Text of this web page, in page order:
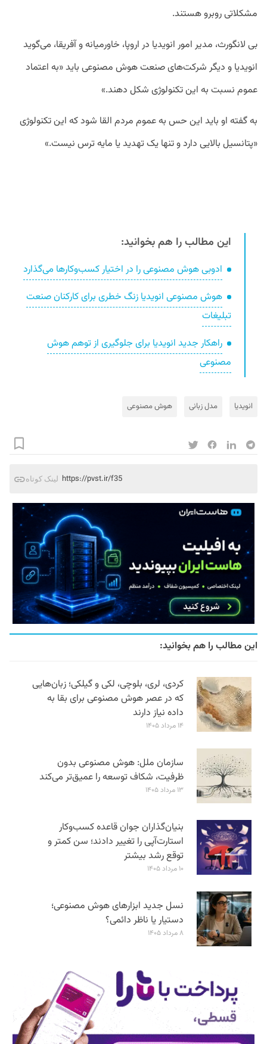
مشکلاتی روبرو هستند.
بی لانگورث،‌ مدیر امور انویدیا در اروپا، خاورمیانه و آفریقا، می‌گوید
انویدیا و دیگر شرکت‌های صنعت هوش مصنوعی باید «به اعتماد
عموم نسبت به این تکنولوژی شکل دهند.»
به گفته او باید این حس به عموم مردم القا شود که این تکنولوژی
«پتانسیل بالایی دارد و تنها یک تهدید یا مایه ترس نیست.»
این مطالب را هم بخوانید:
ادوبی هوش مصنوعی را در اختیار کسب‌وکارها می‌گذارد
هوش مصنوعی انویدیا زنگ خطری برای کارکنان صنعت
تبلیغات
راهکار جدید انویدیا برای جلوگیری از توهم هوش
مصنوعی
انویدیا مدل زبانی هوش مصنوعی
لینک کوتاه https://pvst.ir/f35
این مطالب را هم بخوانید:
کردی، لری، بلوچی، لکی و گیلکی؛ زبان‌هایی
که در عصر هوش مصنوعی برای بقا به
داده نیاز دارند
۱۴ مرداد ۱۴۰۵
سازمان ملل: هوش مصنوعی بدون
ظرفیت، شکاف توسعه را عمیق‌تر می‌کند
۱۳ مرداد ۱۴۰۵
بنیان‌گذاران جوان قاعده کسب‌وکار
استارت‌آپی را تغییر دادند؛ سن‌ کمتر و
توقع رشد بیشتر
۱۰ مرداد ۱۴۰۵
نسل جدید ابزارهای هوش مصنوعی؛
دستیار یا ناظر دائمی؟
۸ مرداد ۱۴۰۵